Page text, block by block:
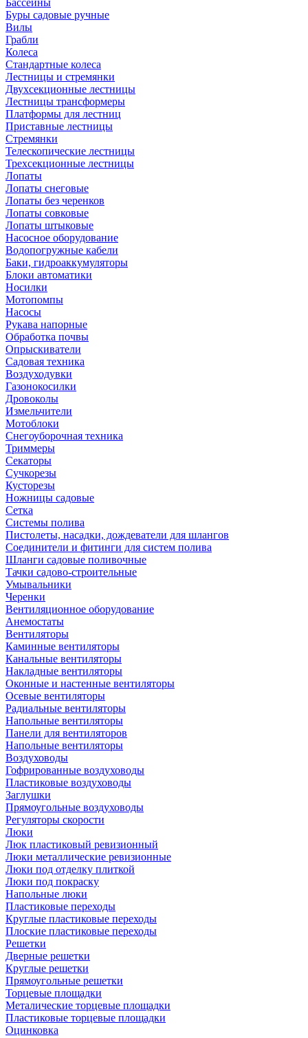
Бассейны
Буры садовые ручные
Вилы
Грабли
Колеса
Стандартные колеса
Лестницы и стремянки
Двухсекционные лестницы
Лестницы трансформеры
Платформы для лестниц
Приставные лестницы
Стремянки
Телескопические лестницы
Трехсекционные лестницы
Лопаты
Лопаты снеговые
Лопаты без черенков
Лопаты совковые
Лопаты штыковые
Насосное оборудование
Водопогружные кабели
Баки, гидроаккумуляторы
Блоки автоматики
Носилки
Мотопомпы
Насосы
Рукава напорные
Обработка почвы
Опрыскиватели
Садовая техника
Воздуходувки
Газонокосилки
Дровоколы
Измельчители
Мотоблоки
Снегоуборочная техника
Триммеры
Секаторы
Сучкорезы
Кусторезы
Ножницы садовые
Сетка
Системы полива
Пистолеты, насадки, дождеватели для шлангов
Соединители и фитинги для систем полива
Шланги садовые поливочные
Тачки садово-строительные
Умывальники
Черенки
Вентиляционное оборудование
Анемостаты
Вентиляторы
Каминные вентиляторы
Канальные вентиляторы
Накладные вентиляторы
Оконные и настенные вентиляторы
Осевые вентиляторы
Радиальные вентиляторы
Напольные вентиляторы
Панели для вентиляторов
Напольные вентиляторы
Воздуховоды
Гофрированные воздуховоды
Пластиковые воздуховоды
Заглушки
Прямоугольные воздуховоды
Регуляторы скорости
Люки
Люк пластиковый ревизионный
Люки металлические ревизионные
Люки под отделку плиткой
Люки под покраску
Напольные люки
Пластиковые переходы
Круглые пластиковые переходы
Плоские пластиковые переходы
Решетки
Дверные решетки
Круглые решетки
Прямоугольные решетки
Торцевые площадки
Металические торцевые площадки
Пластиковые торцевые площадки
Оцинковка